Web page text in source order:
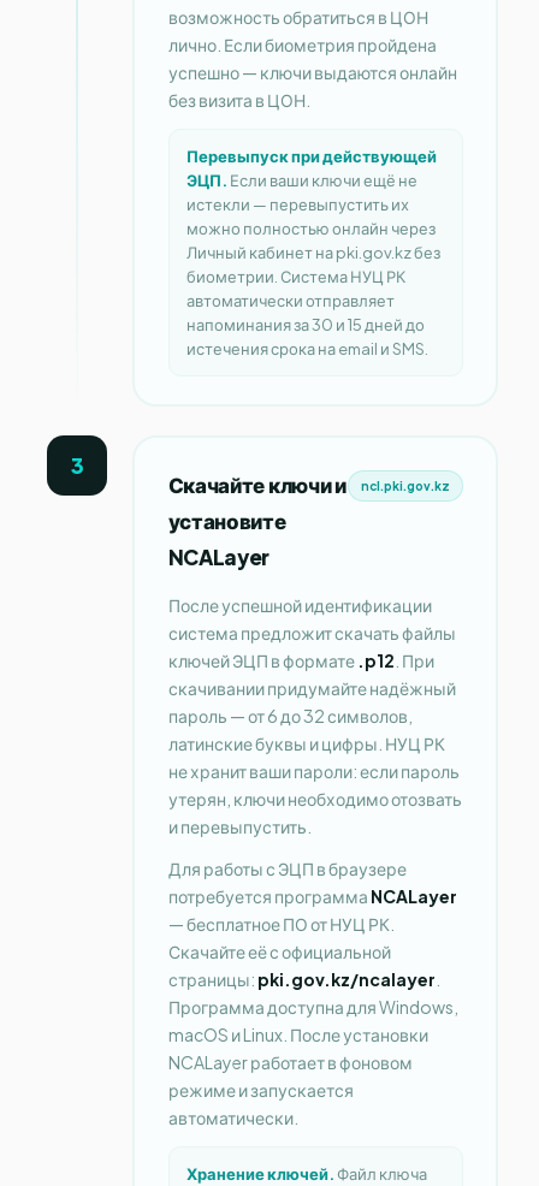
возможность обратиться в ЦОН
лично. Если биометрия пройдена
успешно — ключи выдаются онлайн
без визита в ЦОН.
Перевыпуск при действующей
ЭЦП. Если ваши ключи ещё не
истекли — перевыпустить их
можно полностью онлайн через
Личный кабинет на pki.gov.kz без
биометрии. Система НУЦ РК
автоматически отправляет
напоминания за 30 и 15 дней до
истечения срока на email и SMS.
3
Скачайте ключи и
установите
NCALayer
ncl.pki.gov.kz
После успешной идентификации
система предложит скачать файлы
ключей ЭЦП в формате .p12 . При
скачивании придумайте надёжный
пароль — от 6 до 32 символов,
латинские буквы и цифры. НУЦ РК
не хранит ваши пароли: если пароль
утерян, ключи необходимо отозвать
и перевыпустить.
Для работы с ЭЦП в браузере
потребуется программа NCALayer
— бесплатное ПО от НУЦ РК.
Скачайте её с официальной
страницы: pki.gov.kz/ncalayer
Программа доступна для Windows,
macOS и Linux. После установки
NCALayer работает в фоновом
режиме и запускается
автоматически.
Хранение ключей.Файл ключа